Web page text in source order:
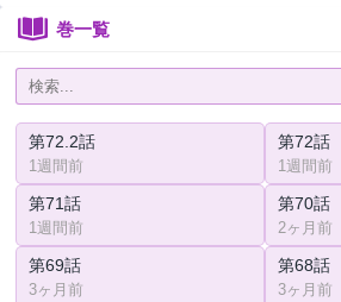
巻一覧
第72.2話
1週間前
第72話
1週間前
第71話
1週間前
第70話
2ヶ月前
第69話
3ヶ月前
第68話
3ヶ月前